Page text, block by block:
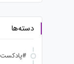
دسته‌ها
#پادکست